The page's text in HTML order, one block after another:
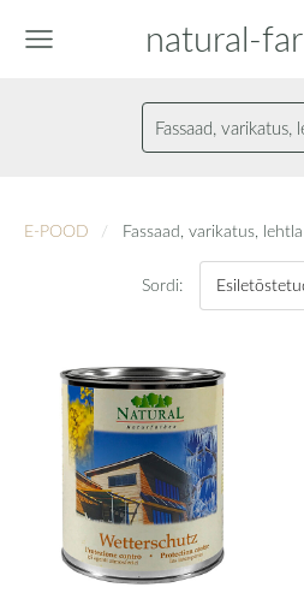
natural-
Fassaad, varikatus,
E-POOD Fassaad, varikatus, lehtla
Sordi: